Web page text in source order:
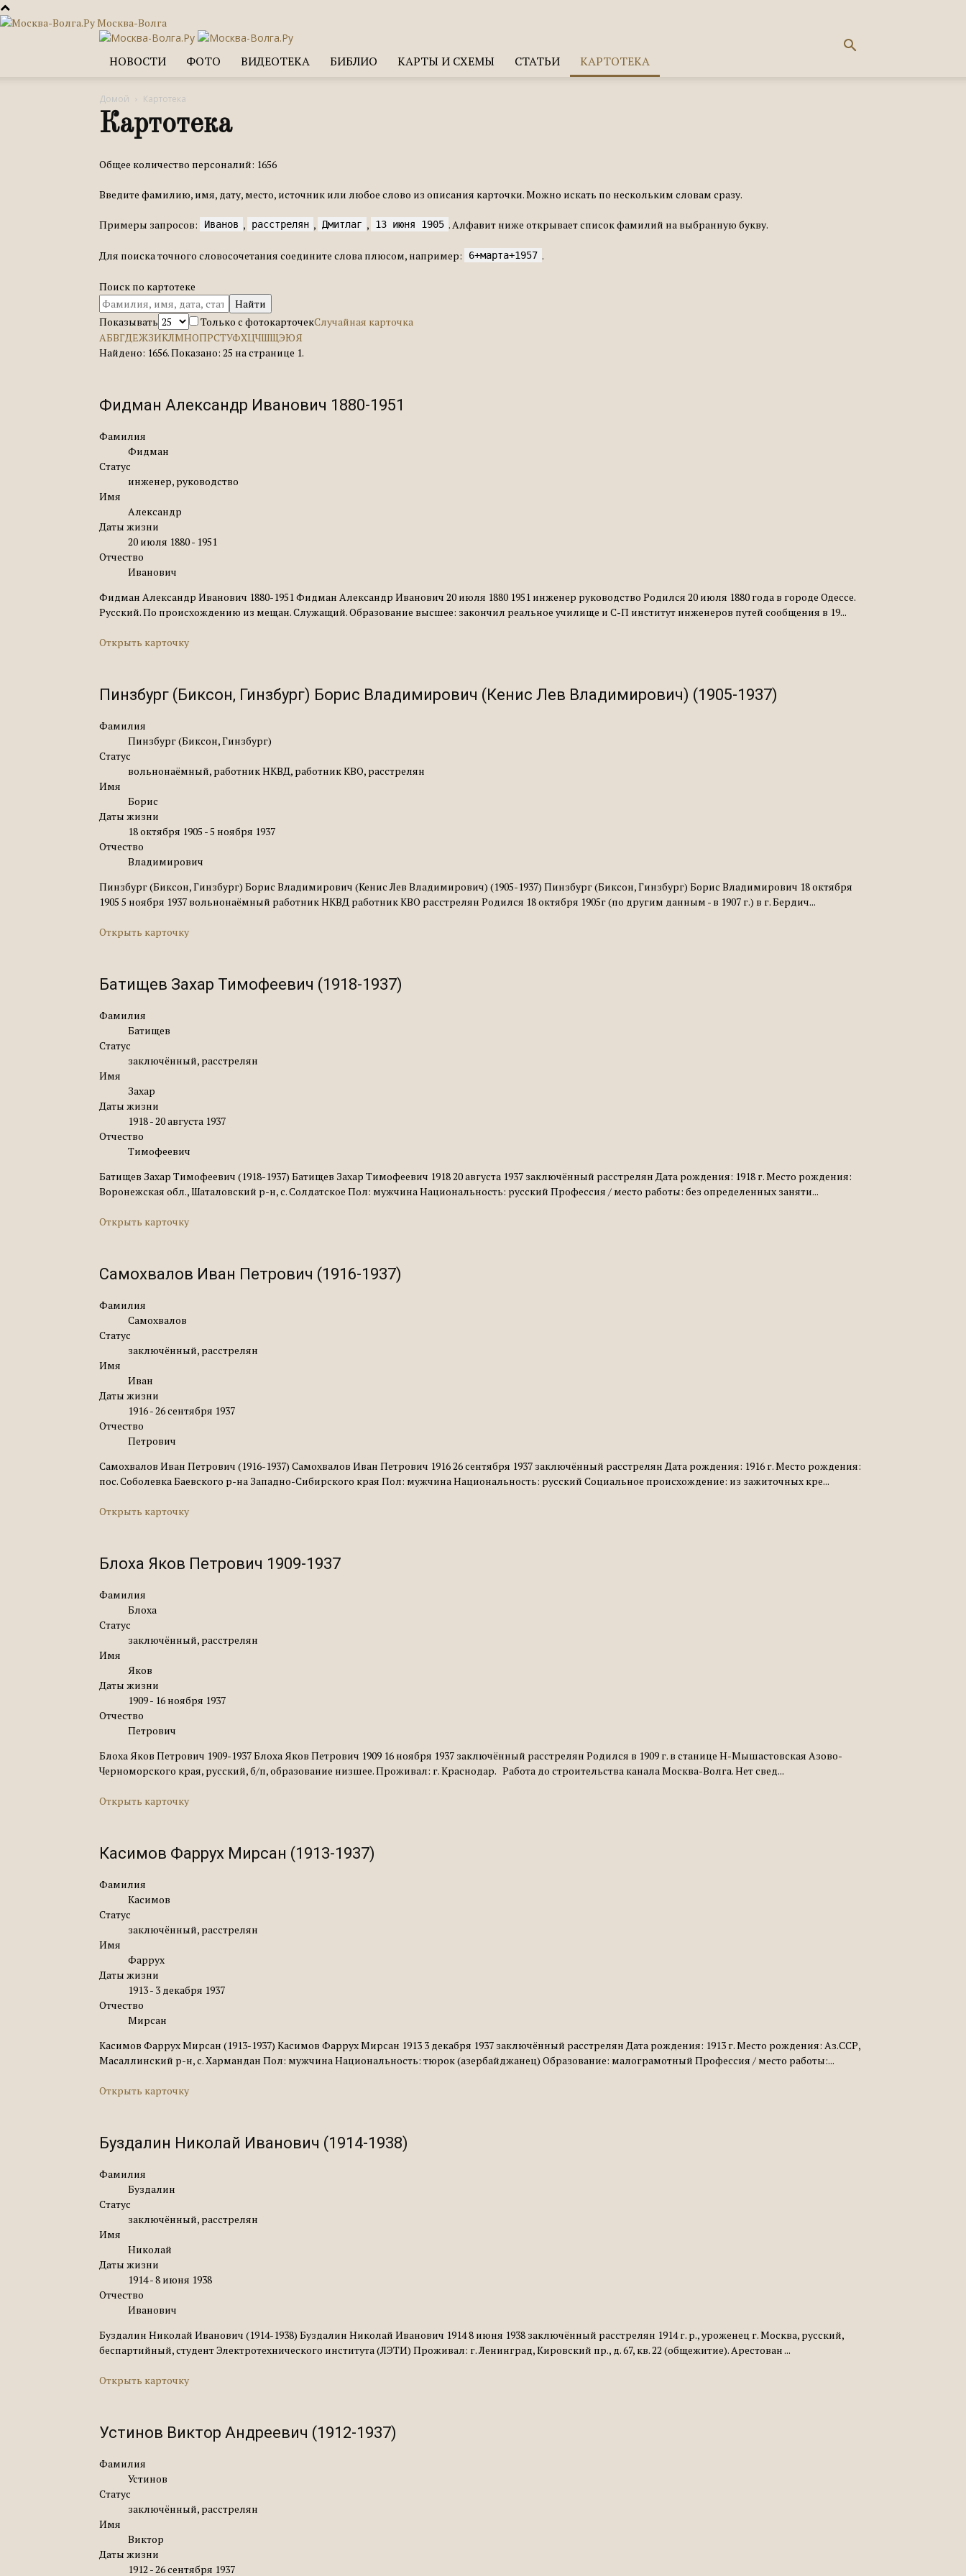
Москва-Волга
НОВОСТИ ФОТО ВИДЕОТЕКА БИБЛИО КАРТЫ И СХЕМЫ СТАТЬИ КАРТОТЕКА
Домой Картотека
Картотека
Общее количество персоналий: 1656
Введите фамилию, имя, дату, место, источник или любое слово из описания карточки. Можно искать по нескольким словам сразу.
Примеры запросов: Иванов , расстрелян , Дмитлаг , 13 июня 1905 . Алфавит ниже открывает список фамилий на выбранную букву.
Для поиска точного словосочетания соедините слова плюсом, например: 6+марта+1957 .
Поиск по картотеке
Найти
Показывать
Только с фотокарточекСлучайная карточка
АБВГДЕЖЗИКЛМНОПРСТУФХЦЧШЩЭЮЯ
Найдено: 1656. Показано: 25 на странице 1.
Фидман Александр Иванович 1880-1951
Фамилия
Фидман
Статус
инженер, руководство
Имя
Александр
Даты жизни
20 июля 1880 - 1951
Отчество
Иванович
Фидман Александр Иванович 1880-1951 Фидман Александр Иванович 20 июля 1880 1951 инженер руководство Родился 20 июля 1880 года в городе Одессе.
Русский. По происхождению из мещан. Служащий. Образование высшее: закончил реальное училище и С-П институт инженеров путей сообщения в 19...
Открыть карточку
Пинзбург (Биксон, Гинзбург) Борис Владимирович (Кенис Лев Владимирович) (1905-1937)
Фамилия
Пинзбург (Биксон, Гинзбург)
Статус
вольнонаёмный, работник НКВД, работник КВО, расстрелян
Имя
Борис
Даты жизни
18 октября 1905 - 5 ноября 1937
Отчество
Владимирович
Пинзбург (Биксон, Гинзбург) Борис Владимирович (Кенис Лев Владимирович) (1905-1937) Пинзбург (Биксон, Гинзбург) Борис Владимирович 18 октября
1905 5 ноября 1937 вольнонаёмный работник НКВД работник КВО расстрелян Родился 18 октября 1905г (по другим данным - в 1907 г.) в г. Бердич...
Открыть карточку
Батищев Захар Тимофеевич (1918-1937)
Фамилия
Батищев
Статус
заключённый, расстрелян
Имя
Захар
Даты жизни
1918 - 20 августа 1937
Отчество
Тимофеевич
Батищев Захар Тимофеевич (1918-1937) Батищев Захар Тимофеевич 1918 20 августа 1937 заключённый расстрелян Дата рождения: 1918 г. Место рождения:
Воронежская обл., Шаталовский р-н, с. Солдатское Пол: мужчина Национальность: русский Профессия / место работы: без определенных заняти...
Открыть карточку
Самохвалов Иван Петрович (1916-1937)
Фамилия
Самохвалов
Статус
заключённый, расстрелян
Имя
Иван
Даты жизни
1916 - 26 сентября 1937
Отчество
Петрович
Самохвалов Иван Петрович (1916-1937) Самохвалов Иван Петрович 1916 26 сентября 1937 заключённый расстрелян Дата рождения: 1916 г. Место рождения:
пос. Соболевка Баевского р-на Западно-Сибирского края Пол: мужчина Национальность: русский Социальное происхождение: из зажиточных кре...
Открыть карточку
Блоха Яков Петрович 1909-1937
Фамилия
Блоха
Статус
заключённый, расстрелян
Имя
Яков
Даты жизни
1909 - 16 ноября 1937
Отчество
Петрович
Блоха Яков Петрович 1909-1937 Блоха Яков Петрович 1909 16 ноября 1937 заключённый расстрелян Родился в 1909 г. в станице Н-Мышастовская Азово-
Черноморского края, русский, б/п, образование низшее. Проживал: г. Краснодар. Работа до строительства канала Москва-Волга. Нет свед...
Открыть карточку
Касимов Фаррух Мирсан (1913-1937)
Фамилия
Касимов
Статус
заключённый, расстрелян
Имя
Фаррух
Даты жизни
1913 - 3 декабря 1937
Отчество
Мирсан
Касимов Фаррух Мирсан (1913-1937) Касимов Фаррух Мирсан 1913 3 декабря 1937 заключённый расстрелян Дата рождения: 1913 г. Место рождения: Аз.ССР,
Масаллинский р-н, с. Хармандан Пол: мужчина Национальность: тюрок (азербайджанец) Образование: малограмотный Профессия / место работы:...
Открыть карточку
Буздалин Николай Иванович (1914-1938)
Фамилия
Буздалин
Статус
заключённый, расстрелян
Имя
Николай
Даты жизни
1914 - 8 июня 1938
Отчество
Иванович
Буздалин Николай Иванович (1914-1938) Буздалин Николай Иванович 1914 8 июня 1938 заключённый расстрелян 1914 г. р., уроженец г. Москва, русский,
беспартийный, студент Электротехнического института (ЛЭТИ) Проживал: г. Ленинград, Кировский пр., д. 67, кв. 22 (общежитие). Арестован ...
Открыть карточку
Устинов Виктор Андреевич (1912-1937)
Фамилия
Устинов
Статус
заключённый, расстрелян
Имя
Виктор
Даты жизни
1912 - 26 сентября 1937